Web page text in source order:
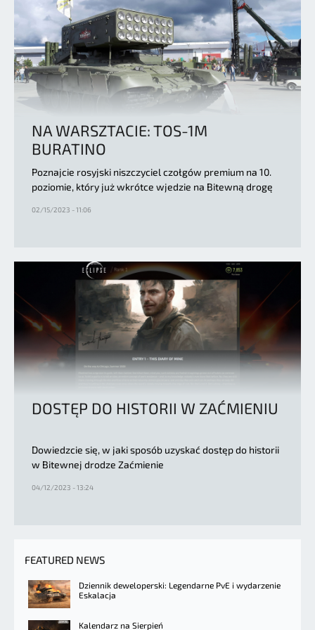
NA WARSZTACIE: TOS-1M
BURATINO
Poznajcie rosyjski niszczyciel czołgów premium na 10.
poziomie, który już wkrótce wjedzie na Bitewną drogę
02/15/2023 - 11:06
DOSTĘP DO HISTORII W ZAĆMIENIU
Dowiedzcie się, w jaki sposób uzyskać dostęp do historii
w Bitewnej drodze Zaćmienie
04/12/2023 - 13:24
FEATURED NEWS
Dziennik deweloperski: Legendarne PvE i wydarzenie
Eskalacja
Kalendarz na Sierpień